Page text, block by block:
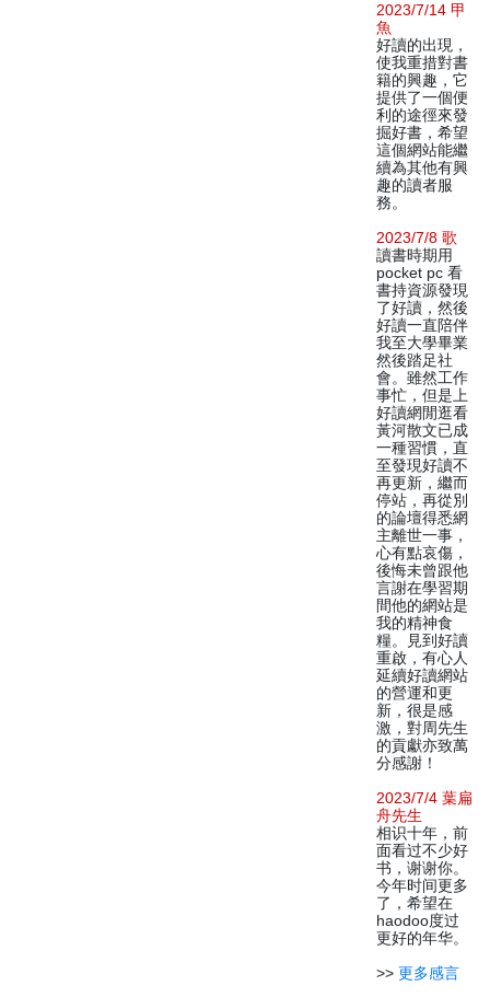
2023/7/14 甲
魚
好讀的出現，
使我重措對書
籍的興趣，它
提供了一個便
利的途徑來發
掘好書，希望
這個網站能繼
續為其他有興
趣的讀者服
務。
2023/7/8 歌
讀書時期用
pocket pc 看
書持資源發現
了好讀，然後
好讀一直陪伴
我至大學畢業
然後踏足社
會。雖然工作
事忙，但是上
好讀網閒逛看
黃河散文已成
一種習慣，直
至發現好讀不
再更新，繼而
停站，再從別
的論壇得悉網
主離世一事，
心有點哀傷，
後悔未曾跟他
言謝在學習期
間他的網站是
我的精神食
糧。見到好讀
重啟，有心人
延續好讀網站
的營運和更
新，很是感
激，對周先生
的貢獻亦致萬
分感謝！
2023/7/4 葉扁
舟先生
相识十年，前
面看过不少好
书，谢谢你。
今年时间更多
了，希望在
haodoo度过
更好的年华。
>> 更多感言